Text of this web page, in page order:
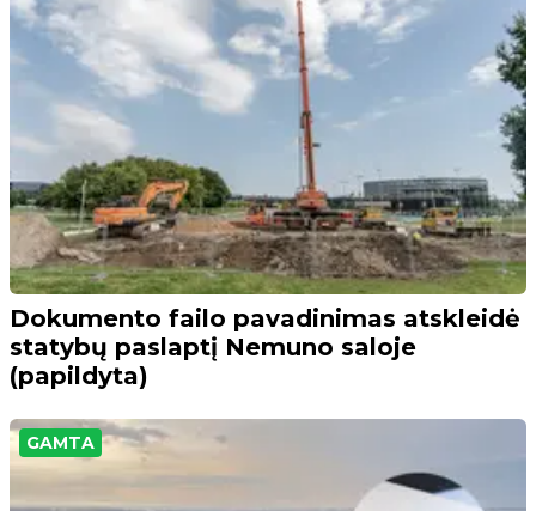
Dokumento failo pavadinimas atskleidė
statybų paslaptį Nemuno saloje
(papildyta)
GAMTA